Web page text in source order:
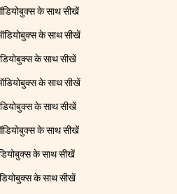
के साथ सीखें
ऑडियोबुक्स के साथ सीखें
के साथ सीखें
के साथ सीखें
के साथ सीखें
के साथ सीखें
के साथ सीखें
के साथ सीखें